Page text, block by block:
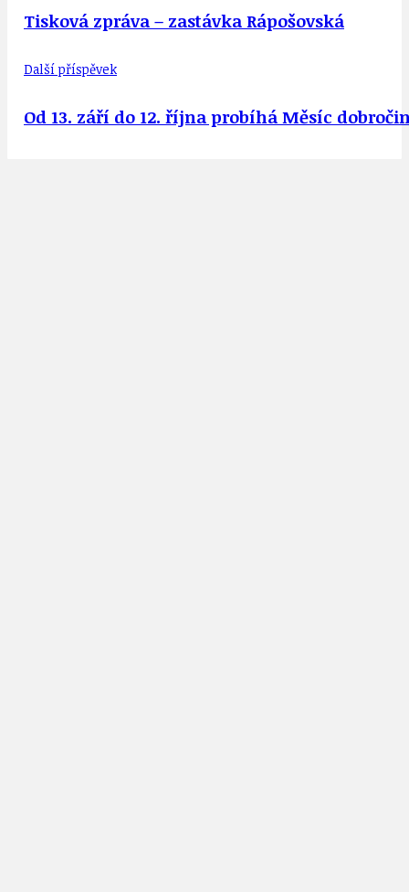
Tisková zpráva – zastávka Rápošovská
Další příspěvek
Od 13. září do 12. října probíhá Měsíc